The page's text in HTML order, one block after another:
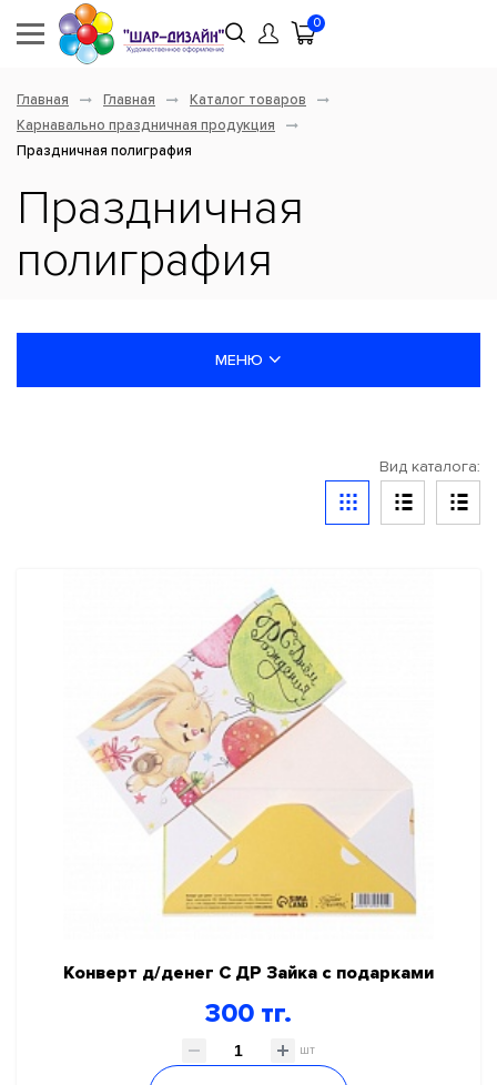
0
Главная Главная
Каталог товаров
Карнавально праздничная продукция
Праздничная полиграфия
Праздничная
полиграфия
МЕНЮ
ГЕЛИЙ, ОБОРУДОВАНИЕ, АКСЕССУАРЫ
КАРНАВАЛЬНО ПРАЗДНИЧНАЯ ПРОДУКЦИЯ
Гирлянды и декорации
Карнавальные аксессуары
Праздничная полиграфия
Сервировка стола
ПРАЗДНИК В СТИЛЕ
Вид каталога:
Конверт д/денег С ДР Зайка с подарками
300 тг.
шт